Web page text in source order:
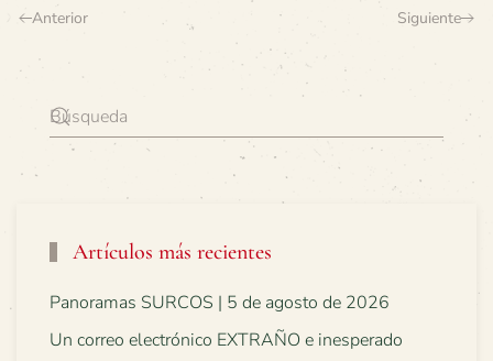
Anterior Siguiente
Artículos más recientes
Panoramas SURCOS | 5 de agosto de 2026
Un correo electrónico EXTRAÑO e inesperado